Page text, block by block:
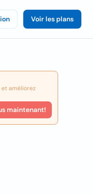
Voir les plans
améliorez
maintenant!